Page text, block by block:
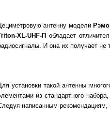
антенну модели Рэмо
XL-UHF-П обладает
И она их получает не
установки такой антенны
из стандартного
написанным рекомендациям,